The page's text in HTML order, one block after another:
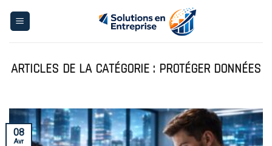
PROTÉGER DONNÉES
08
Avr